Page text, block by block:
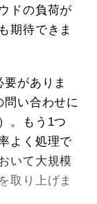
ドの負荷が
期待できま
がありま
い合わせに
。もう1つ
よく処理で
いて大規模
取り上げま